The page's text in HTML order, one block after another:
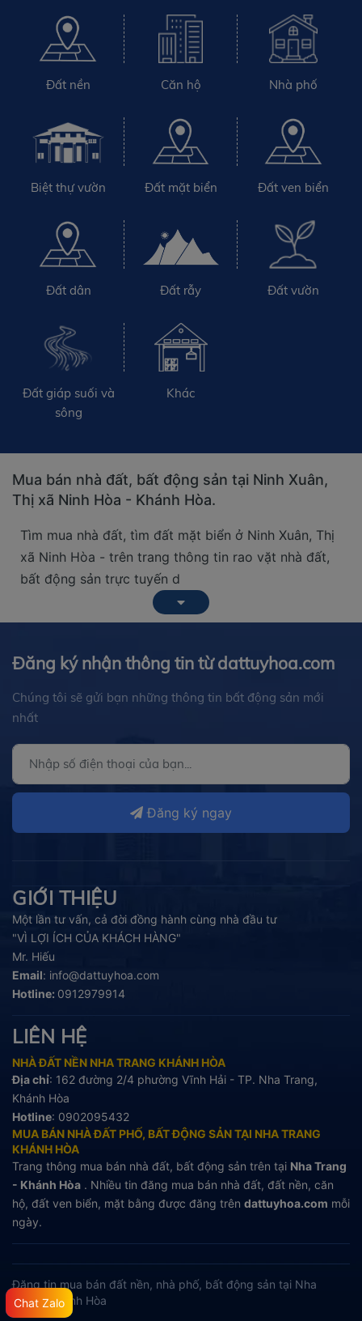
Đất nền Căn hộ Nhà phố
Biệt thự vườn Đất mặt biển Đất ven biển
Đất dân Đất rẫy Đất vườn
Đất giáp suối và
sông
Khác
Mua bán nhà đất, bất động sản tại Ninh Xuân,
Thị xã Ninh Hòa - Khánh Hòa.
Tìm mua nhà đất, tìm đất mặt biển ở Ninh Xuân, Thị
xã Ninh Hòa - trên trang thông tin rao vặt nhà đất,
bất động sản trực tuyến d
Đăng ký nhận thông tin từ dattuyhoa.com
Chúng tôi sẽ gửi bạn những thông tin bất động sản mới
nhất
Đăng ký ngay
GIỚI THIỆU
Một lần tư vấn, cả đời đồng hành cùng nhà đầu tư
"VÌ LỢI ÍCH CỦA KHÁCH HÀNG"
Mr. Hiếu
Email: info@dattuyhoa.com
Hotline: 0912979914
LIÊN HỆ
NHÀ ĐẤT NỀN NHA TRANG KHÁNH HÒA
Địa chỉ: 162 đường 2/4 phường Vĩnh Hải - TP. Nha Trang,
Khánh Hòa
Hotline: 0902095432
MUA BÁN NHÀ ĐẤT PHỐ, BẤT ĐỘNG SẢN TẠI NHA TRANG
KHÁNH HÒA
Trang thông mua bán nhà đất, bất động sản trên tại Nha Trang
- Khánh Hòa . Nhiều tin đăng mua bán nhà đất, đất nền, căn
hộ, đất ven biển, mặt bằng được đăng trên dattuyhoa.com mỗi
ngày.
Đăng tin mua bán đất nền, nhà phố, bất động sản tại Nha
Trang, Khánh Hòa
Chat Zalo